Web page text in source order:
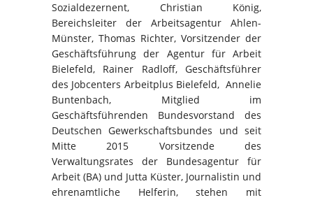
Sozialdezernent, Christian König,
Bereichsleiter der Arbeitsagentur Ahlen-
Münster, Thomas Richter, Vorsitzender der
Geschäftsführung der Agentur für Arbeit
Bielefeld, Rainer Radloff, Geschäftsführer
des Jobcenters Arbeitplus Bielefeld, Annelie
Buntenbach, Mitglied im
Geschäftsführenden Bundesvorstand des
Deutschen Gewerkschaftsbundes und seit
Mitte 2015 Vorsitzende des
Verwaltungsrates der Bundesagentur für
Arbeit (BA) und Jutta Küster, Journalistin und
ehrenamtliche Helferin, stehen mit